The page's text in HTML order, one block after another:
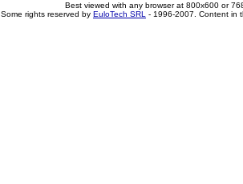
Best viewed with any browser at 800x600 or
rights reserved by EuloTech SRL - 1996-2007. Content in